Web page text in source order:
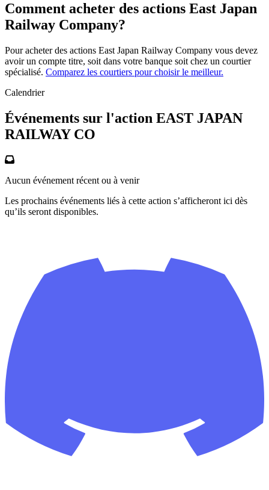
Comment acheter des actions East Japan
Railway Company?
Pour acheter des actions East Japan Railway Company vous devez
avoir un compte titre, soit dans votre banque soit chez un courtier
spécialisé. Comparez les courtiers pour choisir le meilleur.
Calendrier
Événements sur l'action EAST JAPAN
RAILWAY CO
Aucun événement récent ou à venir
Les prochains événements liés à cette action s’afficheront ici dès
qu’ils seront disponibles.